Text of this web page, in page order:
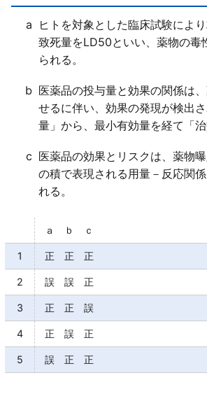
a
ヒトを対象とした臨床試験によ
致死量をLD50といい、薬物の毒
られる。
b 医薬品の投与量と効果の関係は
せるに伴い、効果の発現が検出
量」から、最小有効量を経て「治
c 医薬品の効果とリスクは、薬物
の積で表現される用量－反応関
れる。
ａ ｂ ｃ
1 正 正 正
2 誤 誤 正
3 正 正 誤
4 正 誤 正
5 誤 正 正